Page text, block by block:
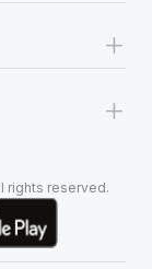
+
+
rights reserved.